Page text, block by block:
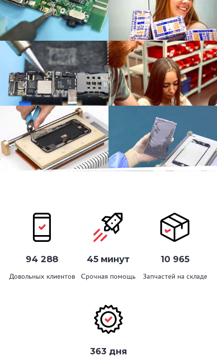
94 288
Довольных клиентов
45 минут
Срочная помощь
10 965
Запчастей на складе
363 дня